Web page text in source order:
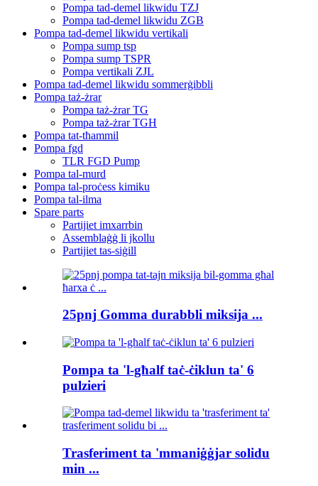
Pompa tad-demel likwidu TZJ
Pompa tad-demel likwidu ZGB
Pompa tad-demel likwidu vertikali
Pompa sump tsp
Pompa sump TSPR
Pompa vertikali ZJL
Pompa tad-demel likwidu sommerġibbli
Pompa taż-żrar
Pompa taż-żrar TG
Pompa taż-żrar TGH
Pompa tat-tħammil
Pompa fgd
TLR FGD Pump
Pompa tal-murd
Pompa tal-proċess kimiku
Pompa tal-ilma
Spare parts
Partijiet imxarrbin
Assemblaġġ li jkollu
Partijiet tas-siġill
25pnj Gomma durabbli miksija ...
Pompa ta 'l-għalf taċ-ċiklun ta' 6
pulzieri
Trasferiment ta 'mmaniġġjar solidu
min ...